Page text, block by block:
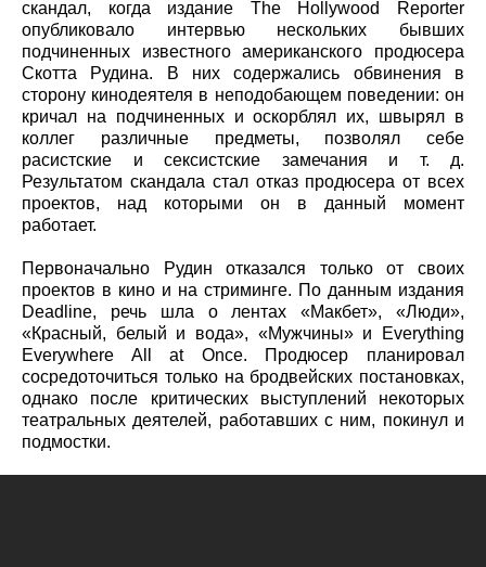
скандал, когда издание The Hollywood Reporter
опубликовало интервью нескольких бывших
подчиненных известного американского продюсера
Скотта Рудина. В них содержались обвинения в
сторону кинодеятеля в неподобающем поведении: он
кричал на подчиненных и оскорблял их, швырял в
коллег различные предметы, позволял себе
расистские и сексистские замечания и т. д.
Результатом скандала стал отказ продюсера от всех
проектов, над которыми он в данный момент
работает.
Первоначально Рудин отказался только от своих
проектов в кино и на стриминге. По данным издания
Deadline, речь шла о лентах «Макбет», «Люди»,
«Красный, белый и вода», «Мужчины» и Everything
Everywhere All at Once. Продюсер планировал
сосредоточиться только на бродвейских постановках,
однако после критических выступлений некоторых
театральных деятелей, работавших с ним, покинул и
подмостки.